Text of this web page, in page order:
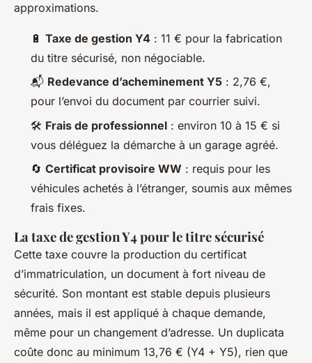
approximations.
🔋 Taxe de gestion Y4 : 11 € pour la fabrication
du titre sécurisé, non négociable.
📬 Redevance d’acheminement Y5 : 2,76 €,
pour l’envoi du document par courrier suivi.
🛠️ Frais de professionnel : environ 10 à 15 € si
vous déléguez la démarche à un garage agréé.
🔄 Certificat provisoire WW : requis pour les
véhicules achetés à l’étranger, soumis aux mêmes
frais fixes.
La taxe de gestion Y4 pour le titre sécurisé
Cette taxe couvre la production du certificat
d’immatriculation, un document à fort niveau de
sécurité. Son montant est stable depuis plusieurs
années, mais il est appliqué à chaque demande,
même pour un changement d’adresse. Un duplicata
coûte donc au minimum 13,76 € (Y4 + Y5), rien que